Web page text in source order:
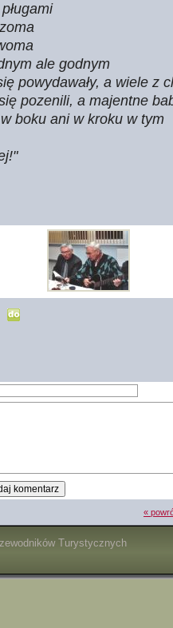
ale godnym
powydawały, a wiele z
pozenili, a majentne
boku ani w kroku w tym
«
Turystycznych